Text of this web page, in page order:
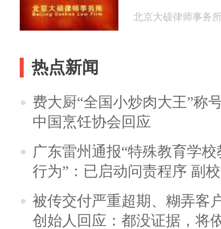
北京大硕律师事务
热点新闻
费大厨“全国小炒肉大王”称
中国烹饪协会回应
广东雷州通报“特殊教育学
行为”：已启动问责程序 副
被传交付严重超期、糊弄客
创始人回应：都没证据，将